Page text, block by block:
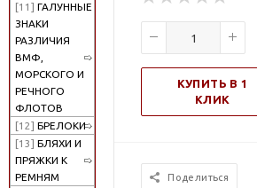
[11] ГАЛУННЫЕ
ЗНАКИ
РАЗЛИЧИЯ
ВМФ,
МОРСКОГО И
РЕЧНОГО
ФЛОТОВ
[12] БРЕЛОКИ
[13] БЛЯХИ И
ПРЯЖКИ К
РЕМНЯМ
КУПИТЬ В 1
КЛИК
Поделиться